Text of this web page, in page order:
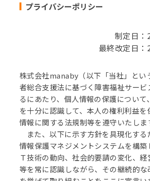
プライバシーポリシー
制定日：
最終改定日
株式会社manaby（以下「当社」とい
者総合支援法に基づく障害福祉サービ
るにあたり、個人情報の保護について
を十分に認識して、本人の権利利益を
情報に関する法規制等を遵守いたしま
また、以下に示す方針を具現化する
情報保護マネジメントシステムを構築
Ｔ技術の動向、社会的要請の変化、
等を常に認識しながら、その継続的な